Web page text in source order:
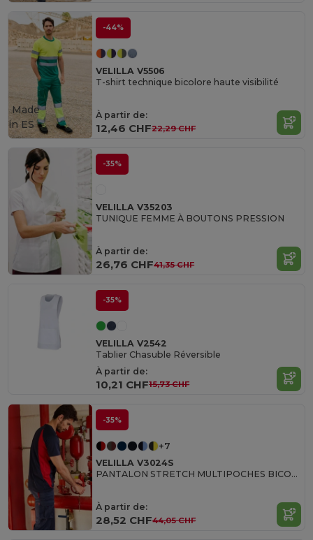
-44%
VELILLA V5506
T-shirt technique bicolore haute visibilité
À partir de:
12,46 CHF22,29 CHF
Made
in ES
-35%
VELILLA V35203
TUNIQUE FEMME À BOUTONS PRESSION
À partir de:
26,76 CHF41,35 CHF
-35%
VELILLA V2542
Tablier Chasuble Réversible
À partir de:
10,21 CHF15,73 CHF
-35%
+7
VELILLA V3024S
PANTALON STRETCH MULTIPOCHES BICOLORE
À partir de:
28,52 CHF44,05 CHF